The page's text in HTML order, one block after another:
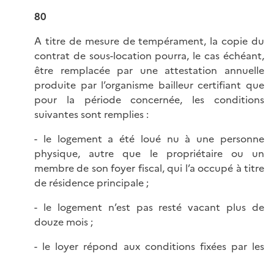
80
A titre de mesure de tempérament, la copie du
contrat de sous-location pourra, le cas échéant,
être remplacée par une attestation annuelle
produite par l’organisme bailleur certifiant que
pour la période concernée, les conditions
suivantes sont remplies :
- le logement a été loué nu à une personne
physique, autre que le propriétaire ou un
membre de son foyer fiscal, qui l’a occupé à titre
de résidence principale ;
- le logement n’est pas resté vacant plus de
douze mois ;
- le loyer répond aux conditions fixées par les